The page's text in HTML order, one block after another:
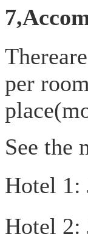
per
See
Hotel 1:
Hotel